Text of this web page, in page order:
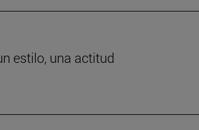
estilo, una actitud